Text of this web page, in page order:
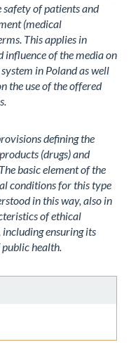
safety of patients and
(medical
This applies in
of the media on
in Poland as well
the use of the offered
defining the
(drugs) and
basic element of the
conditions for this type
in this way, also in
of ethical
including ensuring its
health.